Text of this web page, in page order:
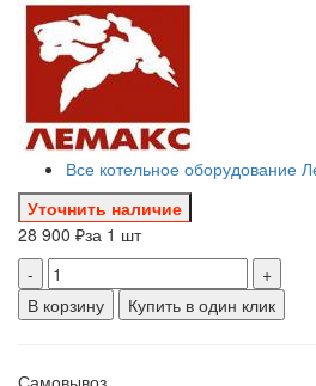
Все котельное оборудование
Уточнить наличие
28 900 ₽за 1 шт
-
+
В корзину
Купить в один клик